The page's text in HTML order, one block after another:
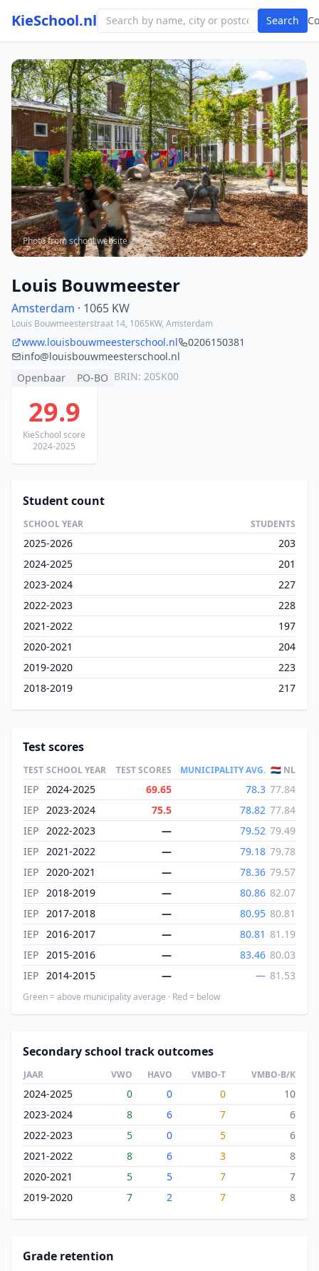
KieSchool.nl Search
Photo from school website
Louis Bouwmeester
Amsterdam · 1065 KW
Louis Bouwmeesterstraat 14, 1065KW, Amsterdam
www.louisbouwmeesterschool.nl
0206150381
info@louisbouwmeesterschool.nl
Openbaar
PO-BO BRIN: 20SK00
29.9
KieSchool score
2024-2025
Student count
SCHOOL YEAR STUDENTS
2025-2026
203
2024-2025
201
2023-2024
227
2022-2023
228
2021-2022
197
2020-2021
204
2019-2020
223
2018-2019
217
Test scores
TEST SCHOOL YEAR TEST SCORES MUNICIPALITY AVG. 🇳🇱 NL
IEP 2024-2025 69.65 78.3 77.84
IEP
2023-2024 75.5 78.82 77.84
IEP
2022-2023 — 79.52 79.49
IEP
2021-2022 — 79.18 79.78
IEP
2020-2021 — 78.36 79.57
IEP
2018-2019 — 80.86 82.07
IEP
2017-2018 — 80.95 80.81
IEP
2016-2017 — 80.81 81.19
IEP
2015-2016 — 83.46 80.03
IEP
2014-2015 — — 81.53
Green = above municipality average · Red = below
Secondary school track outcomes
JAAR VWO HAVO VMBO-T VMBO-B/K
2024-2025 0 0 0
10
2023-2024
8 6 7
6
2022-2023
5 0 5
6
2021-2022
8 6 3
8
2020-2021
5 5 7
7
2019-2020
7 2 7 8
Grade retention